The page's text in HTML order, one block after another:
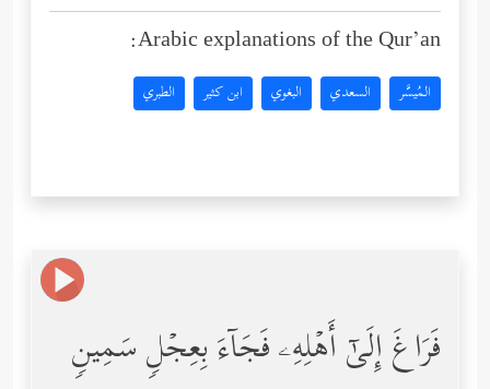
Arabic explanations of the Qur’an:
المُيسَّر السعدي البغوي ابن كثير الطبري
فَرَاغَ إِلَىٰۤ أَهۡلِهِۦ فَجَاۤءَ بِعِجۡلࣲ سَمِینࣲ